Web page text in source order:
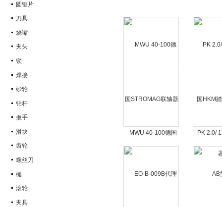
圆锯片
刀具
烧嘴
夹头
锁
焊接
砂轮
钻杆
扳手
滑块
齿轮
螺丝刀
槌
滚轮
夹具
MWU 40-100德国
STROMAG联轴器
PK 2.0/
HKM踏